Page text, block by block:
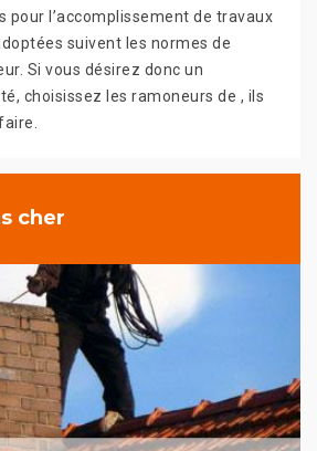
pour l’accomplissement de travaux
suivent les normes de
Si vous désirez donc un
choisissez les ramoneurs de , ils
cher